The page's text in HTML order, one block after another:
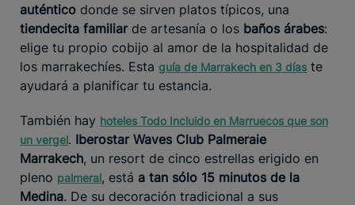
auténtico donde se sirven platos típicos, una
tiendecita familiarde artesanía o los baños árabes:
elige tu propio cobijo al amor de la hospitalidad de
los marrakechíes. Esta guía de Marrakech en 3 días te
ayudará a planificar tu estancia.
También hay hoteles Todo Incluido en Marruecos que son
un vergel. Iberostar Waves Club Palmeraie
Marrakech, un resort de cinco estrellas erigido en
pleno palmeral, está a tan sólo 15 minutos de la
Medina. De su decoración tradicional a sus